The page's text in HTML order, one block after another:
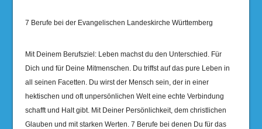
7 Berufe bei der Evangelischen Landeskirche Württemberg
Mit Deinem Berufsziel: Leben machst du den Unterschied. Für
Dich und für Deine Mitmenschen. Du triffst auf das pure Leben in
all seinen Facetten. Du wirst der Mensch sein, der in einer
hektischen und oft unpersönlichen Welt eine echte Verbindung
schafft und Halt gibt. Mit Deiner Persönlichkeit, dem christlichen
Glauben und mit starken Werten. 7 Berufe bei denen Du für das